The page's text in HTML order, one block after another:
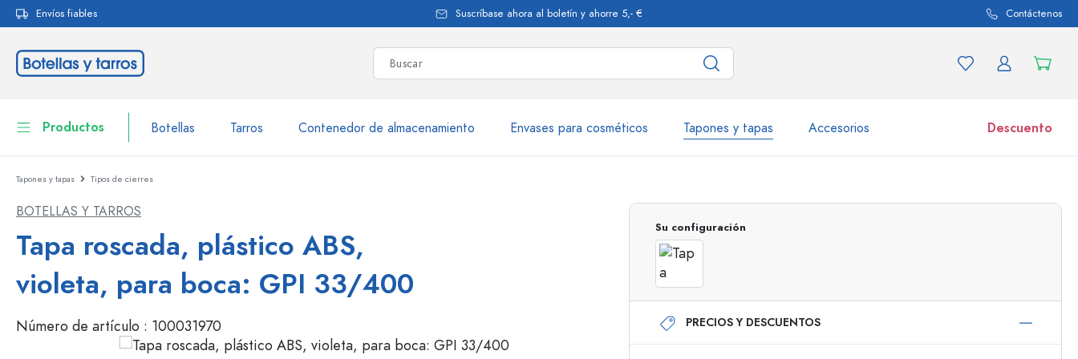
Saltar a la navegación principal
Envíos fiables Suscríbase ahora al boletín y ahorre 5,- € Contáctenos
Productos Botellas Tarros Contenedor de almacenamiento Envases para cosméticos Tapones y tapas Accesorios Descuento
Botellas
Contenedor de almacenamiento
Vajilla
Envases para cosméticos
Botellas WECK
Botellas según el volumen
Botellas de vidrio 100 ml
Botellas de vidrio 500 ml
Botellas de vidrio 750 ml
Botellas de vidrio 1000 ml
Tarros
Tapones y tapas Tipos de cierres
BOTELLAS Y TARROS
Tapa roscada, plástico ABS,
violeta, para boca: GPI 33/400
Número de artículo : 100031970
Su configuración
PRECIOS Y DESCUENTOS